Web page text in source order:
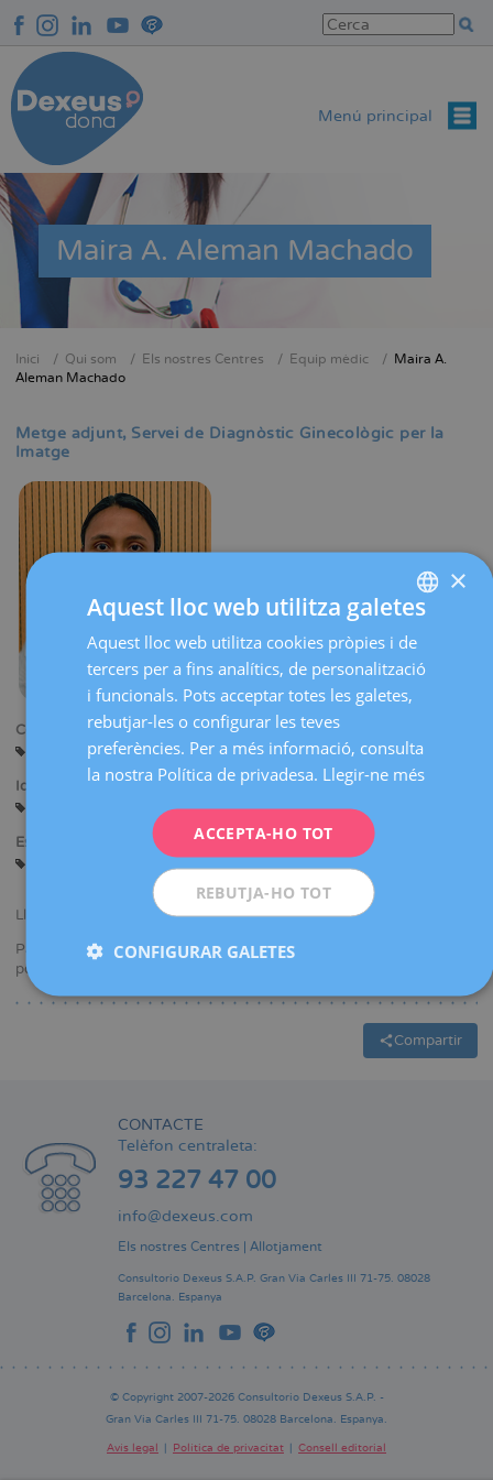
contingut
Menú principal
Maira A. Aleman Machado
Fil
Inici Qui som Els nostres Centres Equip mèdic
Maira A.
Aleman Machado
Metge adjunt Servei de Diagnòstic Ginecològic per la
Imatge
Centres:
Barcelona
Idiomes:
Especialitats:
Diagnòstic Ginecològic per la Imatge
Llicenciada en Medicina i Cirurgia.
Participa en congressos nacionals i internacionals presentant
ponències i comunicacions.
Compartir
CONTACTE
Telèfon centraleta:
93 227 47 00
info@dexeus.com
Els nostres Centres | Allotjament
Consultorio Dexeus S.A.P. Gran Via Carles III 71-75. 08028
Barcelona. Espanya
© Copyright 2007-2026 Consultorio Dexeus S.A.P. -
Gran Via Carles III 71-75. 08028 Barcelona. Espanya.
Avís legal Política de privacitat Consell editorial
SPANISH
CATALÀ
FRENCH
×
Aquest lloc web utilitza galetes
Aquest lloc web utilitza cookies pròpies i de
tercers per a fins analítics, de personalització
i funcionals. Pots acceptar totes les galetes,
rebutjar-les o configurar les teves
preferències. Per a més informació, consulta
la nostra Política de privadesa. Llegir-ne més
ACCEPTA-HO TOT
REBUTJA-HO TOT
CONFIGURAR GALETES